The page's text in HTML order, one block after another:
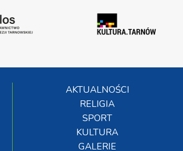
AKTUALNOŚCI
RELIGIA
SPORT
KULTURA
GALERIE